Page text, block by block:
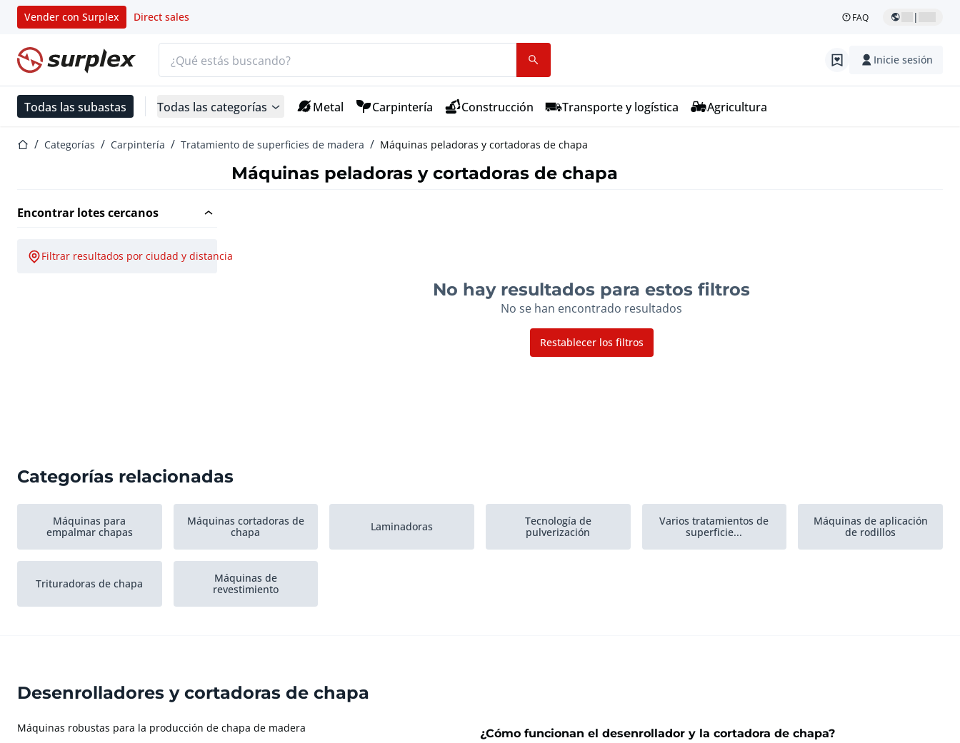
Vender con Surplex Direct sales FAQ |
Página de inicio Inicie sesión
Todas las subastas Todas las categorías Metal Carpintería Construcción Transporte y logística Agricultura
Página de inicio
Categorías Carpintería Tratamiento de superficies de madera Máquinas peladoras y cortadoras de chapa
Máquinas peladoras y cortadoras de chapa
Encontrar lotes cercanos
Filtrar resultados por ciudad y distancia
No hay resultados para estos filtros
No se han encontrado resultados
Restablecer los filtros
Categorías relacionadas
Máquinas para
empalmar chapas
Máquinas cortadoras de
chapa
Laminadoras
Tecnología de
pulverización
Varios tratamientos de
superficie...
Máquinas de aplicación
de rodillos
Trituradoras de chapa
Máquinas de
revestimiento
Desenrolladores y cortadoras de chapa
Máquinas robustas para la producción de chapa de madera ¿Cómo funcionan el desenrollador y la cortadora de chapa?